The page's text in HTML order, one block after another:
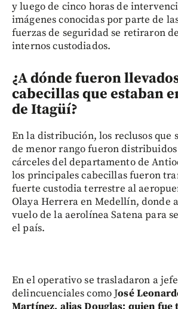
y luego de cinco horas de
imágenes conocidas por parte de
fuerzas de seguridad se retiraron
internos custodiados.
¿A dónde fueron
cabecillas que estaban
de Itagüí?
En la distribución, los reclusos que
de menor rango fueron
cárceles del departamento de
los principales cabecillas fueron
fuerte custodia terrestre al
Olaya Herrera en Medellín, donde
vuelo de la aerolínea Satena para
el país.
En el operativo se trasladaron a
delincuenciales como José